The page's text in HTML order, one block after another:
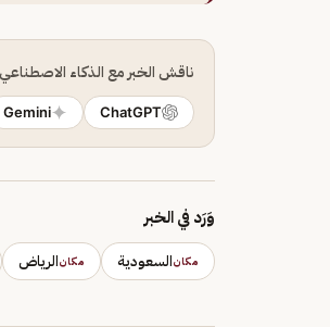
ناقش الخبر مع الذكاء الاصطناعي
ChatGPT
Gemini
وَرَد في الخبر
مكانالسعودية مكانالرياض